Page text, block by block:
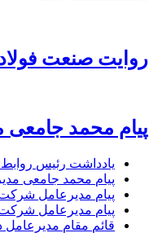
روایت صنعت
پیام محمد جامعی
یادداشت رئیس
پیام محمد جامعی
پیام مدیرعامل
پیام مدیرعامل
قائم مقام مدیرعامل